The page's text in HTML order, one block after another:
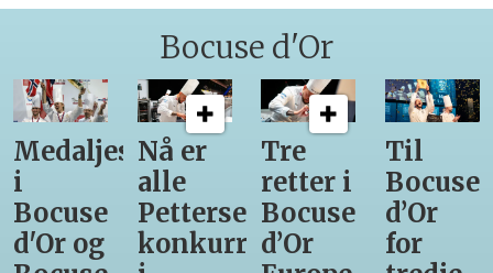
Bocuse d'Or
Medaljestatistikk
i
Bocuse
d'Or og
Nå er
alle
Pettersens
konkurrenter
Tre
retter i
Bocuse
d’Or
Til
Bocuse
d’Or
for